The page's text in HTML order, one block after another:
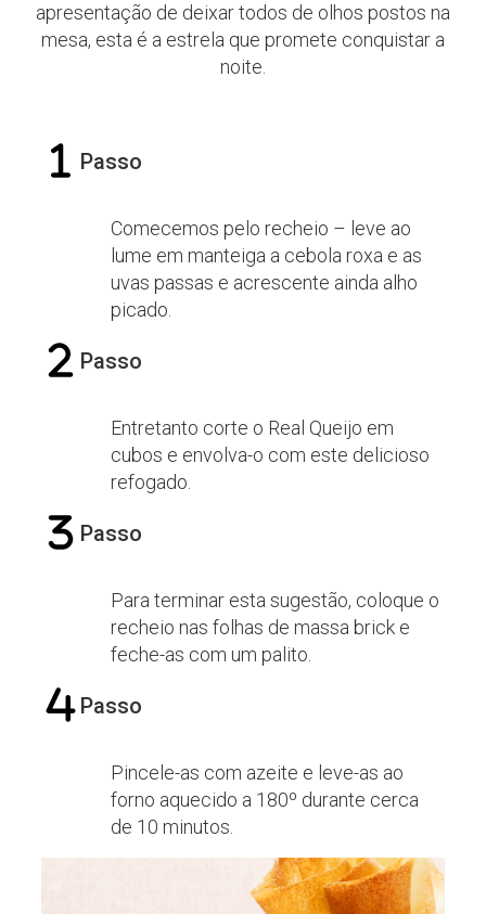
apresentação de deixar todos de olhos postos na
mesa, esta é a estrela que promete conquistar a
noite.
Passo
Comecemos pelo recheio – leve ao
lume em manteiga a cebola roxa e as
uvas passas e acrescente ainda alho
picado.
Passo
Entretanto corte o Real Queijo em
cubos e envolva-o com este delicioso
refogado.
Passo
Para terminar esta sugestão, coloque o
recheio nas folhas de massa brick e
feche-as com um palito.
Passo
Pincele-as com azeite e leve-as ao
forno aquecido a 180º durante cerca
de 10 minutos.